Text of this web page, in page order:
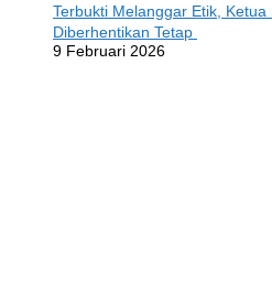
Terbukti Melanggar Etik, Ketua
Diberhentikan Tetap
9 Februari 2026